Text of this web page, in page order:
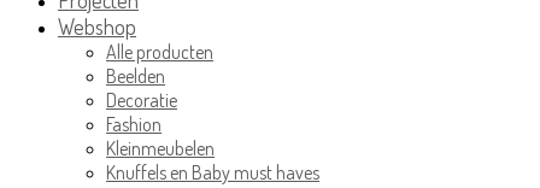
Webshop
Alle producten
Beelden
Decoratie
Fashion
Kleinmeubelen
Knuffels en Baby must haves